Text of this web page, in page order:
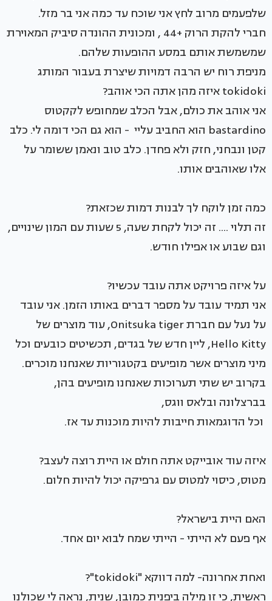
שלפעמים מרוב לחץ אני שוכח עד כמה אני בר מזל.
חברי להקת הרוק +44 , ומכונית ההונדה סיביק המאוירת
שמשמשת אותם במסע ההופעות שלהם.
מניפת רוח יש הרבה דמויות שיצרת בעבור המותג
tokidoki איזה מהן אתה הכי אוהב?
אני אוהב את כולם, אבל הכלב שמחופש לקקטוס
bastardino הוא החביב עליי - הוא גם הכי דומה לי. כלב
קטן ונבחני, חזק ולא פחדן. כלב טוב ונאמן ששומר על
אלו שאוהבים אותו.
כמה זמן לוקח לך לבנות דמות שכזאת?
זה תלוי .... זה יכול לקחת שעה, 5 שעות עם המון שינויים,
וגם שבוע או אפילו חודש.
על איזה פרויקט אתה עובד עכשיו?
אני תמיד עובד על מספר דברים באותו הזמן. אני עובד
על נעל עם חברת Onitsuka tiger, עוד מוצרים של
Hello Kitty, ליין חדש של בגדים, תכשיטים כובעים וכל
מיני מוצרים אשר מופיעים בקטגוריות שאנחנו מוכרים.
בקרוב יש שתי תערוכות שאנחנו מופיעים בהן,
בברצלונה ובלאס ווגס,
וכל הדוגמאות חייבות להיות מוכנות עד אז.
איזה עוד אובייקט אתה חולם או היית רוצה לעצב?
מטוס, כיסוי למטוס עם גרפיקה יכול להיות חלום.
האם היית בישראל?
אף פעם לא הייתי - הייתי שמח לבוא יום אחד.
ואחת אחרונה- למה דווקא "tokidoki"?
ראשית, כי זו מילה ביפנית כמובן, שנית, נראה לי שכולנו